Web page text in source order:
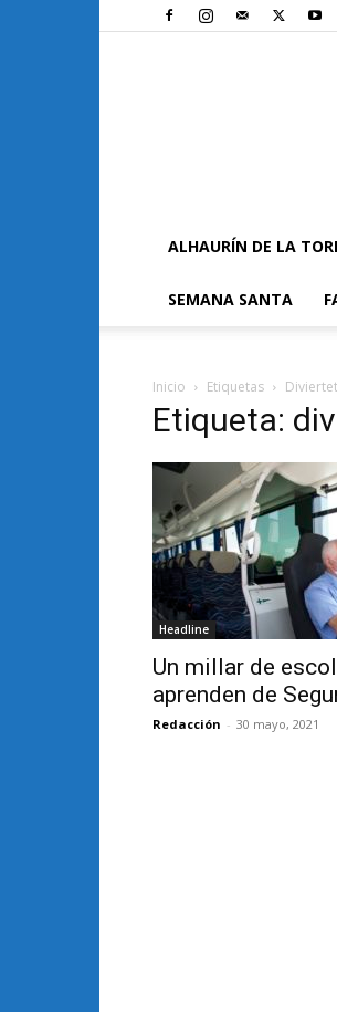
ALHAURÍN DE LA
SEMANA SANTA
Inicio Etiquetas
Etiqueta:
Headline
Un millar de
aprenden de
Redacción - 30 mayo, 2021